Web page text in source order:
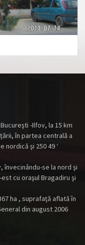
-Ilfov, la 15 km
în partea centrală a
nordică şi 250 49 ‘
învecinându-se la nord şi
cu oraşul Bragadiru şi
ha , suprafaţă aflată în
din august 2006